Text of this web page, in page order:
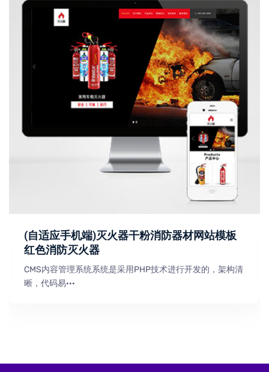
(自适应手机端)灭火器干粉消防器材网站模板
红色消防灭火器
CMS内容管理系统系统是采用PHP技术进行开发的，架构清
晰，代码易···